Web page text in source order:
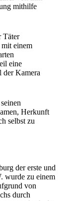
mithilfe
Täter
einem
eine
der Kamera
Herkunft
selbst zu
der erste und
wurde zu einem
von
durch